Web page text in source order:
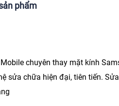
phẩm
chuyên thay mặt kính
sửa chữa hiện đại, tiên tiến.